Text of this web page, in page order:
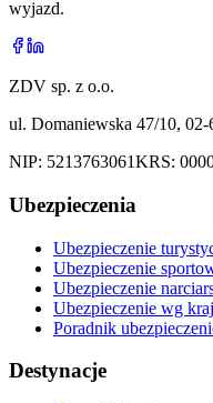
wyjazd.
ZDV sp. z o.o.
ul. Domaniewska 47/10, 02-
NIP: 5213763061KRS:
Ubezpieczenia
Ubezpieczenie
Ubezpieczenie
Ubezpieczenie
Ubezpieczenie wg
Poradnik
Destynacje